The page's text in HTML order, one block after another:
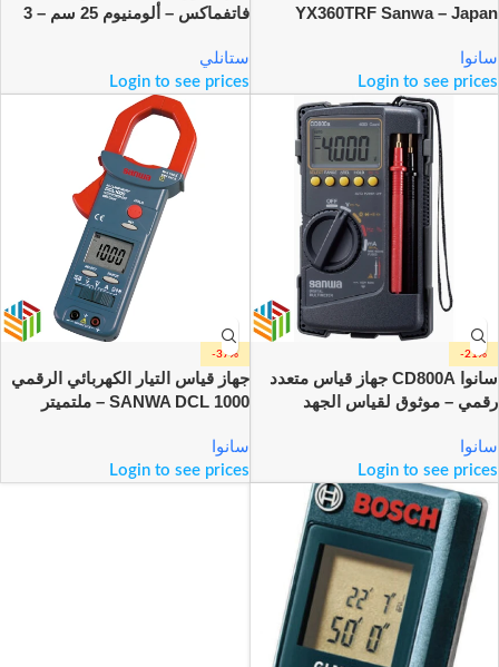
YX360TRF Sanwa – Japan
سانوا
Login to see prices
فاتفماكس – ألومنيوم 25 سم – 3
ستانلي
Login to see prices
-21%
سانوا CD800A جهاز قياس متعدد
رقمي – موثوق لقياس الجهد
جرس استمرارية
سانوا
Login to see prices
-37%
جهاز قياس التيار الكهربائي الرقمي
SANWA DCL 1000 – ملتميتر
أمبير
سانوا
Login to see prices